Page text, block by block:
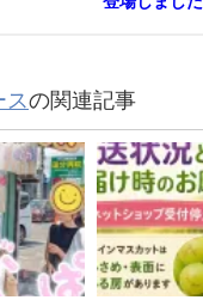
スの関連記事